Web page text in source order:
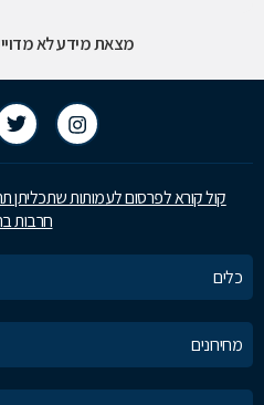
מצאת מידע לא
קול קורא לפרסום לעמותות שתכליתן
חרבות
כלים
מחירונים